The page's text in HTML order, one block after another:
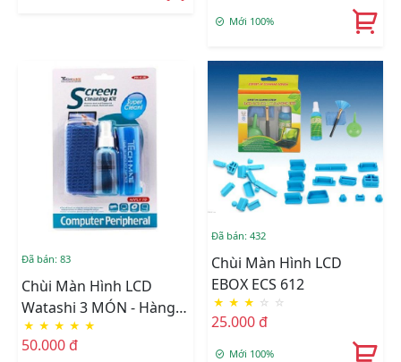
Mới 100%
Đã bán: 83
Chùi Màn Hình LCD
Watashi 3 MÓN - Hàng
Nhập Khẩu
★ ★ ★ ★ ★
50.000 đ
Đã bán: 432
Chùi Màn Hình LCD
EBOX ECS 612
★ ★ ★ ☆ ☆
25.000 đ
Mới 100%